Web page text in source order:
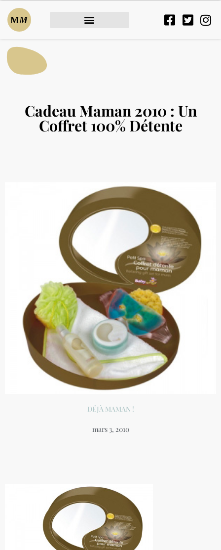
Cadeau Maman 2010 : Un
Coffret 100% Détente
DÉJÀ MAMAN !
mars 3, 2010